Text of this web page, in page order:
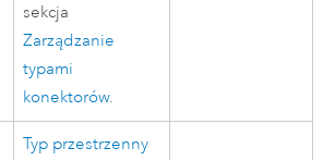
sekcja
Zarządzanie
typami
konektorów.
Typ przestrzenny